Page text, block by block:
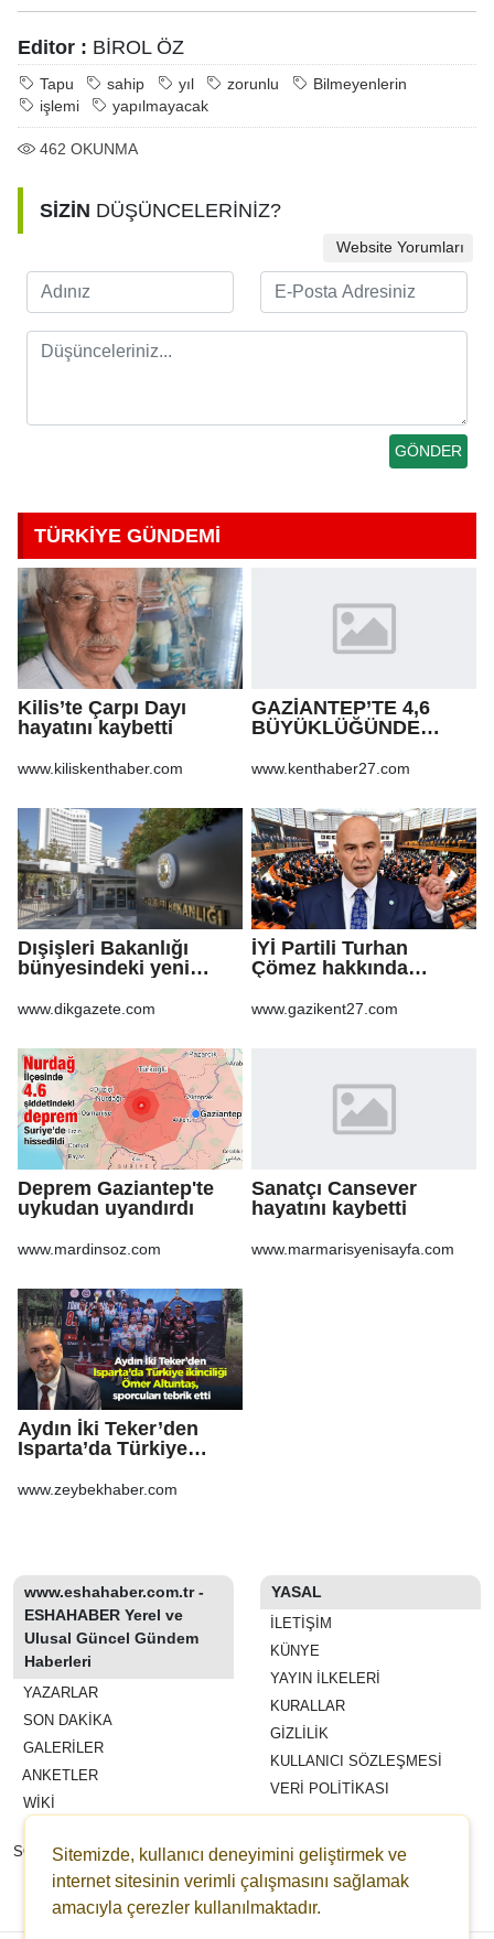
Editor : BİROL ÖZ
Tapu sahip yıl zorunlu
Bilmeyenlerin
işlemi
yapılmayacak
462 OKUNMA
SİZİN DÜŞÜNCELERİNİZ?
Website Yorumları
TÜRKİYE GÜNDEMİ
Kilis’te Çarpı Dayı
hayatını kaybetti
www.kiliskenthaber.com
GAZİANTEP’TE 4,6
BÜYÜKLÜĞÜNDE
www.kenthaber27.com
Dışişleri Bakanlığı
bünyesindeki yeni
Gazete'de
www.dikgazete.com
İYİ Partili Turhan
Çömez hakkında
www.gazikent27.com
Deprem Gaziantep'te
uykudan uyandırdı
www.mardinsoz.com
Sanatçı Cansever
hayatını kaybetti
www.marmarisyenisayfa.com
Aydın İki Teker’den
Isparta’da Türkiye
Altuntaş, sporcuları
www.zeybekhaber.com
www.eshahaber.com.tr -
ESHAHABER Yerel ve
Ulusal Güncel Gündem
Haberleri
YAZARLAR
SON DAKİKA
GALERİLER
ANKETLER
WİKİ
SÖZLEŞMESI
ESHAHABER
ESHA TV
YASAL
İLETIŞIM
KÜNYE
YAYIN İLKELERI
KURALLAR
GIZLILIK
KULLANICI SÖZLEŞMESI
VERI POLITIKASI
Sitemizde, kullanıcı deneyimini geliştirmek ve
internet sitesinin verimli çalışmasını sağlamak
amacıyla çerezler kullanılmaktadır.